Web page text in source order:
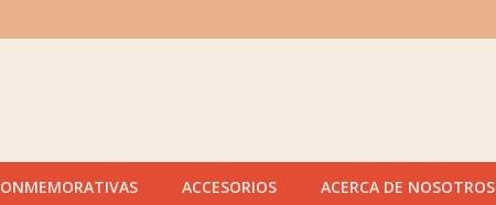
ACCESORIOS ACERCA DE NOSOTROS